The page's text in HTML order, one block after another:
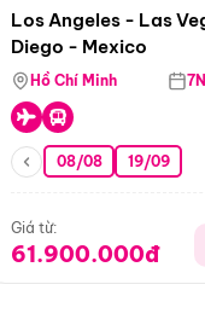
Los Angeles - Las
Diego - Mexico
Hồ Chí Minh
08/08 19/09
Giá từ:
61.900.000đ